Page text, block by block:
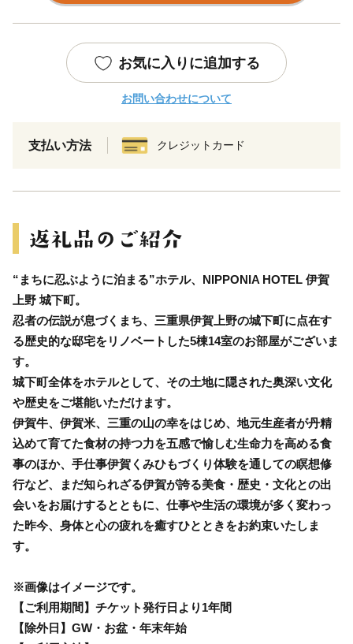
お気に入りに追加する
お問い合わせについて
支払い方法 クレジットカード
“まちに忍ぶように泊まる”ホテル、NIPPONIA HOTEL 伊賀
上野 城下町。
忍者の伝説が息づくまち、三重県伊賀上野の城下町に点在す
る歴史的な邸宅をリノベートした5棟14室のお部屋がございま
す。
城下町全体をホテルとして、その土地に隠された奥深い文化
や歴史をご堪能いただけます。
伊賀牛、伊賀米、三重の山の幸をはじめ、地元生産者が丹精
込めて育てた食材の持つ力を五感で愉しむ生命力を高める食
事のほか、手仕事伊賀くみひもづくり体験を通しての瞑想修
行など、まだ知られざる伊賀が誇る美食・歴史・文化との出
会いをお届けするとともに、仕事や生活の環境が多く変わっ
た昨今、身体と心の疲れを癒すひとときをお約束いたしま
す。
※画像はイメージです。
【ご利用期間】チケット発行日より1年間
【除外日】GW・お盆・年末年始